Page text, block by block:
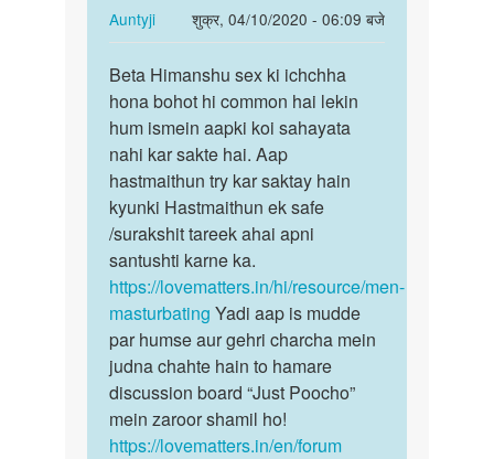
age
by
samar
Auntyji
शुक्र, 04/10/2020 - 06:09 बजे
In
reply
to
Muja
sex
karna
h
by
Himanshu
panchal
Beta
Himanshu
sex
ki
ichchha…
Beta Himanshu sex ki ichchha
hona bohot hi common hai lekin
hum ismein aapki koi sahayata
nahi kar sakte hai. Aap
hastmaithun try kar saktay hain
kyunki Hastmaithun ek safe
/surakshit tareek ahai apni
santushti karne ka.
https://lovematters.in/hi/resource/men-
masturbating Yadi aap is mudde
par humse aur gehri charcha mein
judna chahte hain to hamare
discussion board “Just Poocho”
mein zaroor shamil ho!
https://lovematters.in/en/forum